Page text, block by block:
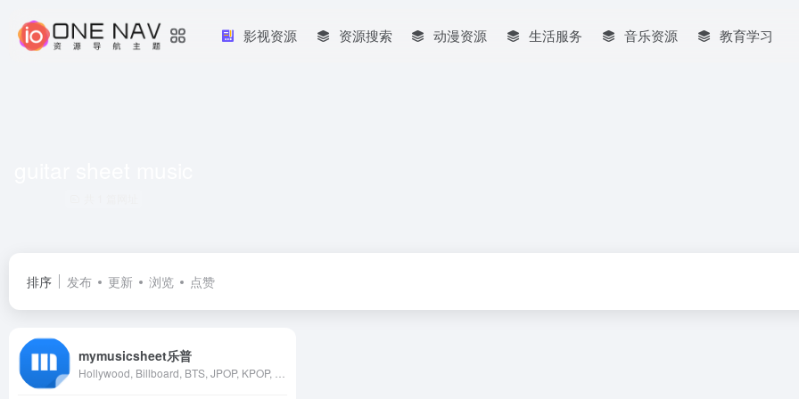
影视资源 资源搜索 动漫资源 生活服务 音乐资源 教育学习
排序 发布 更新 浏览 点赞
mymusicsheet乐普